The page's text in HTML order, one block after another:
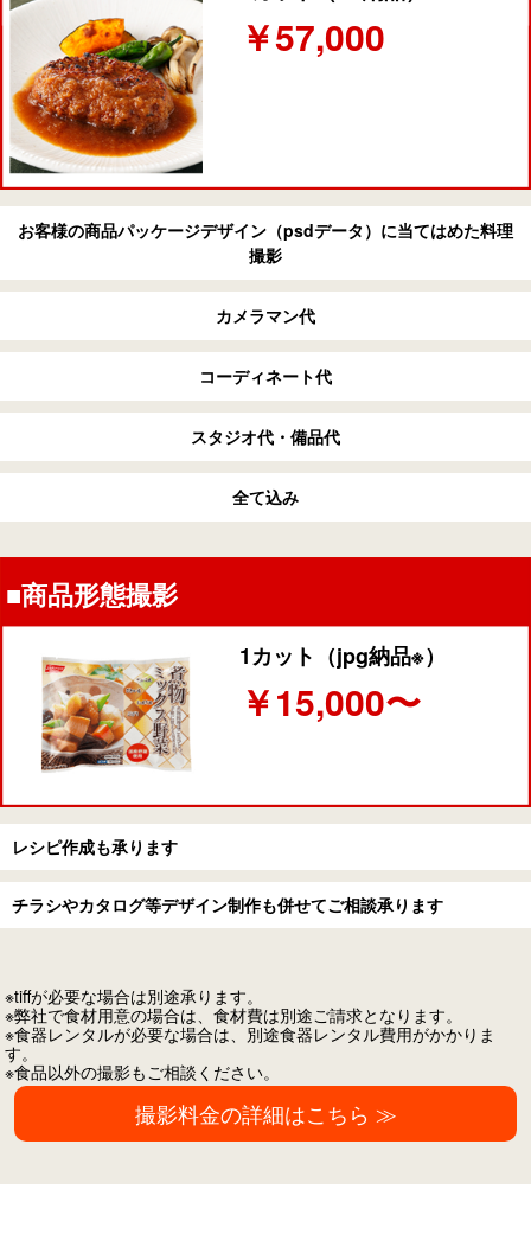
￥57,000
お客様の商品パッケージデザイン（psdデータ）に当てはめた料理
撮影
カメラマン代
コーディネート代
スタジオ代・備品代
全て込み
■商品形態撮影
1カット（jpg納品※）
￥15,000〜
レシピ作成も承ります
チラシやカタログ等デザイン制作も併せてご相談承ります
※tiffが必要な場合は別途承ります。
※弊社で食材用意の場合は、食材費は別途ご請求となります。
※食器レンタルが必要な場合は、別途食器レンタル費用がかかりま
す。
※食品以外の撮影もご相談ください。
撮影料金の詳細はこちら ≫